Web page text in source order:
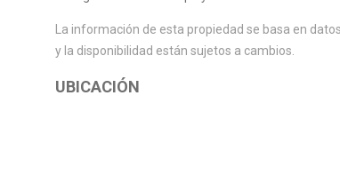
La información de esta propiedad se basa en
y la disponibilidad están sujetos a cambios.
UBICACIÓN